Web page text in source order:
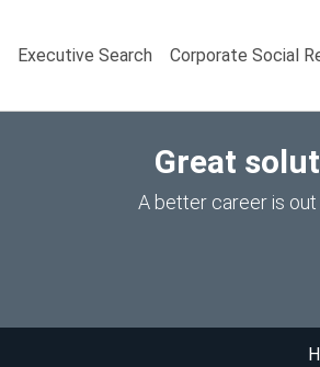
Executive Search Corporate Social
Great
A better career is out